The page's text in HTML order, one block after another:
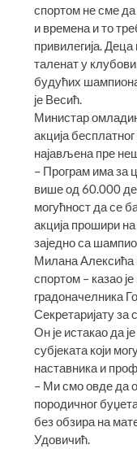
спортом не сме
и времена и то
привилегија. Деца
таленат у
будућих
је Весић.
Министар
акција
најављена пре
– Програм има за
више од 60.000
могућност да се
акција прошири
заједно са
Милана
спортом – казао
градоначелника
Секретаријату за
Он је истакао да
субјеката који
наставника и
– Ми смо овде да
породичног
без обзира на
Удовичић.